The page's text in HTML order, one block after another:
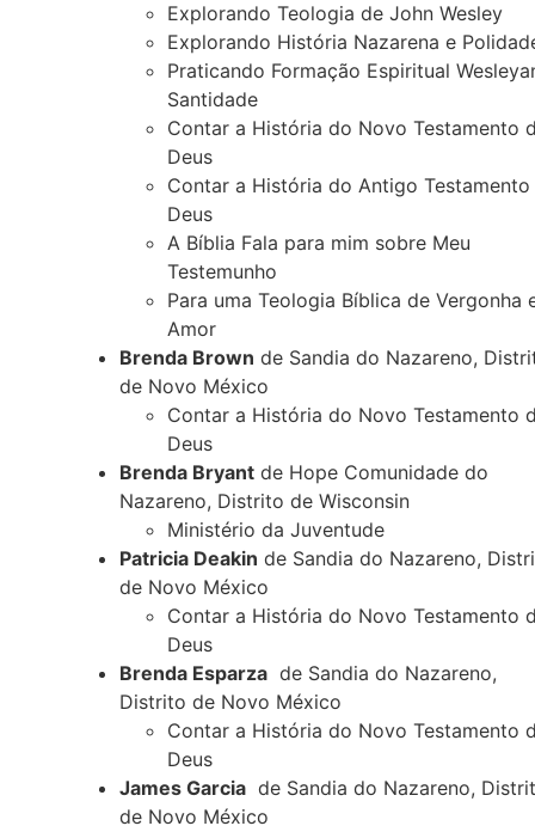
Explorando Teologia de John Wesley
Explorando História Nazarena e
Praticando Formação Espiritual
Santidade
Contar a História do Novo Testamento
Deus
Contar a História do Antigo Testamento
Deus
A Bíblia Fala para mim sobre Meu
Testemunho
Para uma Teologia Bíblica de Vergonha
Amor
Brenda Brown de Sandia do Nazareno,
de Novo México
Contar a História do Novo Testamento
Deus
Brenda Bryant de Hope Comunidade do
Nazareno, Distrito de Wisconsin
Ministério da Juventude
Patricia Deakin de Sandia do Nazareno,
de Novo México
Contar a História do Novo Testamento
Deus
Brenda Esparza de Sandia do Nazareno,
Distrito de Novo México
Contar a História do Novo Testamento
Deus
James Garcia de Sandia do Nazareno,
de Novo México